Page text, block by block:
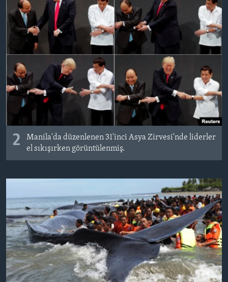
2
Manila'da düzenlenen 31'inci Asya Zirvesi'nde liderler
el sıkışırken görüntülenmiş.